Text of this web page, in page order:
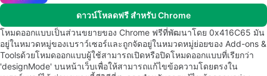
ดาวน์โหลดฟรี สำหรับ Chrome
โหมดออกแบบเป็นส่วนขยายของ Chrome ฟรีที่พัฒนาโดย 0x416C65 มัน
อยู่ในหมวดหมู่ของเบราว์เซอร์และถูกจัดอยู่ในหมวดหมู่ย่อยของ Add-ons &
Toolsด้วยโหมดออกแบบผู้ใช้สามารถเปิดหรือปิดโหมดออกแบบที่เรียกว่า
'designMode' บนหน้าเว็บเพื่อให้สามารถแก้ไขข้อความโดยตรงใน